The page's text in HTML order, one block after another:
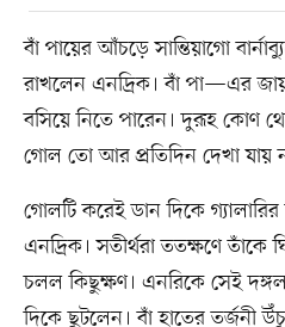
বাঁ পায়ের আঁচড়ে সান্তিয়াগো
রাখলেন এনদ্রিক। বাঁ পা—এর
বসিয়ে নিতে পারেন। দুরূহ কোণ
গোল তো আর প্রতিদিন দেখা যায়
গোলটি করেই ডান দিকে
এনদ্রিক। সতীর্থরা ততক্ষণে
চলল কিছুক্ষণ। এনরিকে সেই
দিকে ছুটলেন। বাঁ হাতের তর্জনী